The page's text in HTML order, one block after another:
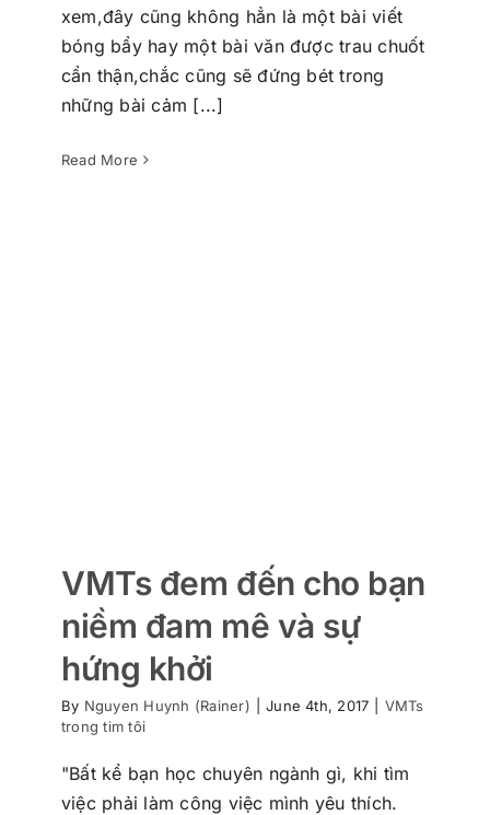
xem,đây cũng không hẳn là một bài viết
bóng bẩy hay một bài văn được trau chuốt
cẩn thận,chắc cũng sẽ đứng bét trong
những bài cảm [...]
Read More
VMTs đem đến cho bạn niềm đam
mê và sự hứng khởi
VMTs đem đến cho bạn
niềm đam mê và sự
hứng khởi
By Nguyen Huynh (Rainer) June 4th, 2017
VMTs
trong tim tôi
"Bất kể bạn học chuyên ngành gì, khi tìm
việc phải làm công việc mình yêu thích.